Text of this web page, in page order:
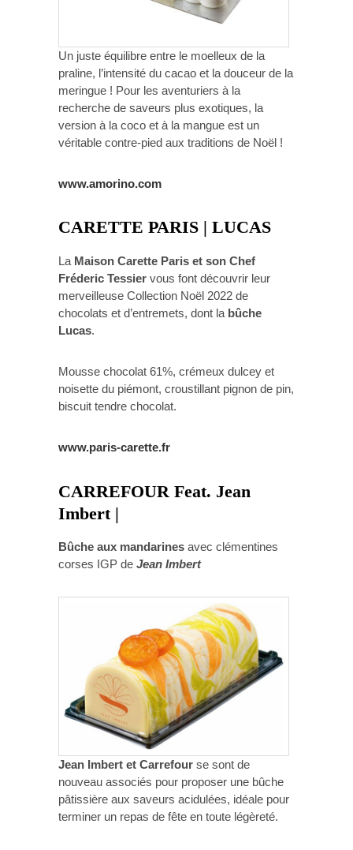
Un juste équilibre entre le moelleux de la
praline, l’intensité du cacao et la douceur de la
meringue ! Pour les aventuriers à la
recherche de saveurs plus exotiques, la
version à la coco et à la mangue est un
véritable contre-pied aux traditions de Noël !
www.amorino.com
CARETTE PARIS | LUCAS
La Maison Carette Paris et son Chef
Fréderic Tessier vous font découvrir leur
merveilleuse Collection Noël 2022 de
chocolats et d’entremets, dont la bûche
Lucas.
Mousse chocolat 61%, crémeux dulcey et
noisette du piémont, croustillant pignon de pin,
biscuit tendre chocolat.
www.paris-carette.fr
CARREFOUR Feat. Jean
Imbert |
Bûche aux mandarines avec clémentines
corses IGP de Jean Imbert
Jean Imbert et Carrefour se sont de
nouveau associés pour proposer une bûche
pâtissière aux saveurs acidulées, idéale pour
terminer un repas de fête en toute légèreté.